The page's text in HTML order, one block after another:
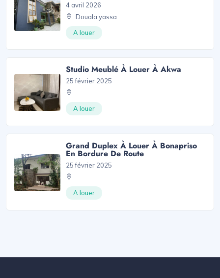
4 avril 2026
Douala yassa
A louer
Studio Meublé À Louer À Akwa
25 février 2025
A louer
Grand Duplex À Louer À Bonapriso
En Bordure De Route
25 février 2025
A louer